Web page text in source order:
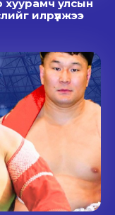
хуурамч улсын
илрүүлжээ